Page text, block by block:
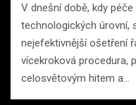
V dnešní době, kdy
technologických úrovní,
nejefektivnější ošetření
vícekroková procedura,
celosvětovým hitem a…